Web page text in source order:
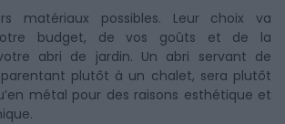
matériaux possibles. Leur choix va
budget, de vos goûts et de la
abri de jardin. Un abri servant de
plutôt à un chalet, sera plutôt
métal pour des raisons esthétique et